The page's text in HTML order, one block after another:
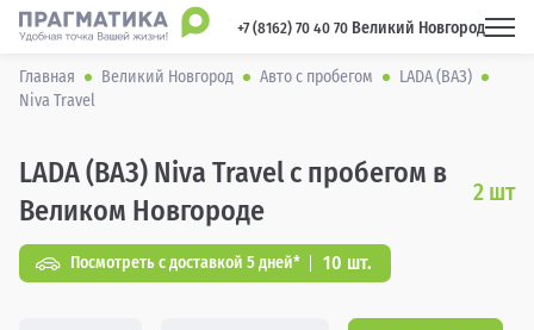
+7 (8162) 70 40 70 Великий Новгород
Главная Великий Новгород Авто с пробегом
LADA (ВАЗ)
Niva Travel
LADA (ВАЗ) Niva Travel с пробегом в
Великом Новгороде
2 шт
Посмотреть с доставкой 5 дней* 10 шт.